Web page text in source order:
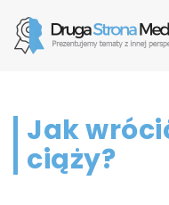
Jak
ciąży?